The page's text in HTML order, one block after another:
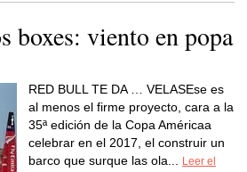
boxes: viento en popa
RED BULL TE DA … VELASEse es
al menos el firme proyecto, cara a la
35ª edición de la Copa Américaa
celebrar en el 2017, el construir un
barco que surque las ola...
Leer el